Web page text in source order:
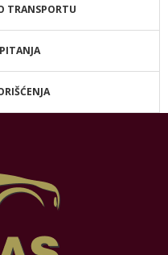
TRANSPORTU